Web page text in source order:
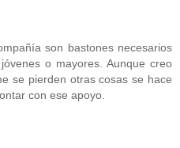
son bastones necesarios
o mayores. Aunque creo
se pierden otras cosas se hace
con ese apoyo.